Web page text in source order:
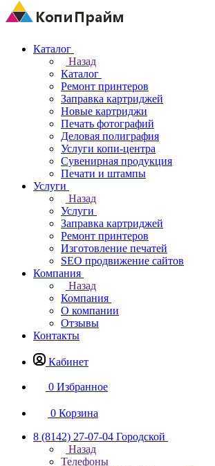
Каталог
Назад
Каталог
Ремонт принтеров
Заправка картриджей
Новые картриджи
Печать фотографий
Деловая полиграфия
Услуги копи-центра
Сувенирная продукция
Печати и штампы
Услуги
Назад
Услуги
Заправка картриджей
Ремонт принтеров
Изготовление печатей
SEO продвижение сайтов
Компания
Назад
Компания
О компании
Отзывы
Контакты
Кабинет
0 Избранное
0 Корзина
8 (8142) 27-07-04 Городской
Назад
Телефоны